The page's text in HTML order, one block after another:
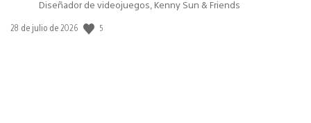
Diseñador de videojuegos, Kenny Sun & Friends
Fecha
28 de julio de 2026 5